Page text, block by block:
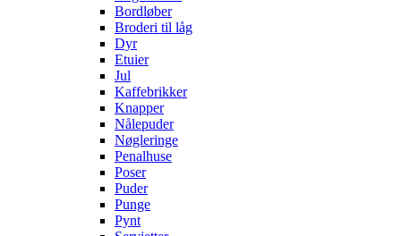
Bordløber
Broderi til låg
Dyr
Etuier
Jul
Kaffebrikker
Knapper
Nålepuder
Nøgleringe
Penalhuse
Poser
Puder
Punge
Pynt